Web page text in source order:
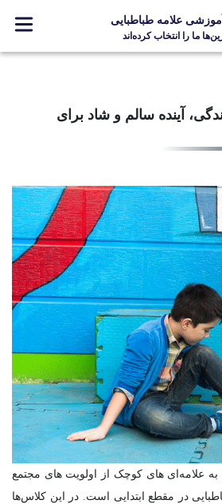
علامه طباطبایی
ما را انتخاب کرده‌اند
Designed and Developed by Kavano
آينده سالم و شاد برای
علامه‌ای های کوچک از اولویت های مجتمع
در مقطع ابتدایی است. در این کلاس‌ها